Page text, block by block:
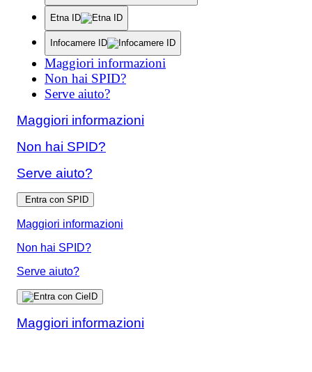
Etna ID
Infocamere ID
Maggiori informazioni
Non hai SPID?
Serve aiuto?
Maggiori informazioni
Non hai SPID?
Serve aiuto?
Entra con SPID
Maggiori informazioni
Non hai SPID?
Serve aiuto?
Maggiori informazioni